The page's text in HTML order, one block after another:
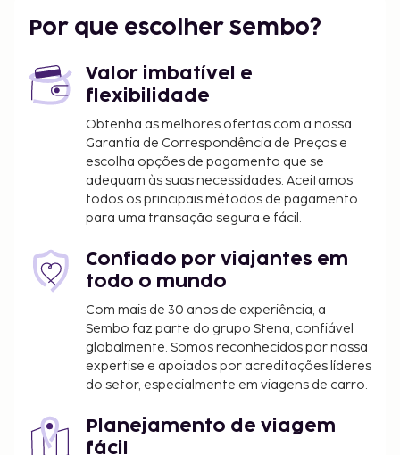
km/39,3 mi
quarto dos pais ou tutor, utilizando a(s) cama(s)
existentes.
Disponibilização de opções de pagamento sem
numerário em todas as transações.
Por que escolher Sembo?
Valor imbatível e
flexibilidade
Obtenha as melhores ofertas com a nossa
Garantia de Correspondência de Preços e
escolha opções de pagamento que se
adequam às suas necessidades. Aceitamos
todos os principais métodos de pagamento
para uma transação segura e fácil.
Confiado por viajantes em
todo o mundo
Com mais de 30 anos de experiência, a
Sembo faz parte do grupo Stena, confiável
globalmente. Somos reconhecidos por nossa
expertise e apoiados por acreditações líderes
do setor, especialmente em viagens de carro.
Planejamento de viagem
fácil